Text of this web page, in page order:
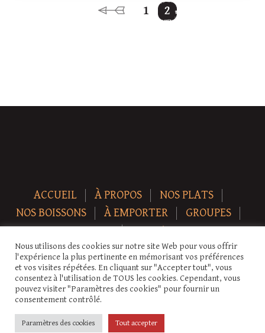
1 2
ACCUEIL À PROPOS
NOS PLATS
NOS BOISSONS
À EMPORTER
GROUPES
NEWS
CONTACT
Copyright © 2026 Auberge-ecurie. Tous droits réservés.
Nous utilisons des cookies sur notre site Web pour vous offrir
l'expérience la plus pertinente en mémorisant vos préférences
et vos visites répétées. En cliquant sur "Accepter tout", vous
consentez à l'utilisation de TOUS les cookies. Cependant, vous
pouvez visiter "Paramètres des cookies" pour fournir un
consentement contrôlé.
Paramètres des cookies Tout accepter